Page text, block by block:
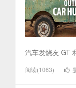
汽车发烧友 GT
阅读(1063)